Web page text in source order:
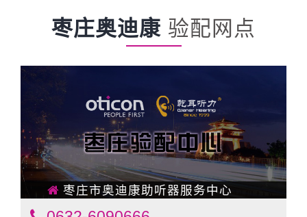
枣庄奥迪康 验配网点
枣庄市奥迪康助听器服务中心